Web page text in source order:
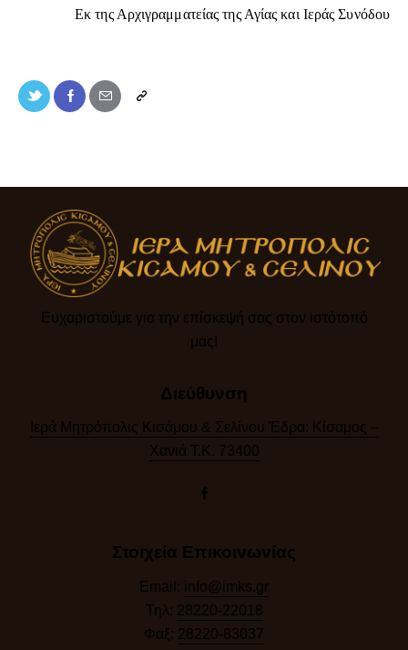
Εκ της Αρχιγραμματείας της Αγίας και Ιεράς Συνόδου
Ευχαριστούμε για την επίσκεψή σας στον ιστότοπό
μας!​
Διεύθυνση
Ιερά Μητρόπολις Κισάμου & Σελίνου Έδρα: Κίσαμος –
Χανιά Τ.Κ. 73400
Στοιχεία Επικοινωνίας
Email: info@imks.gr
Τηλ: 28220-22018
Φαξ: 28220-83037